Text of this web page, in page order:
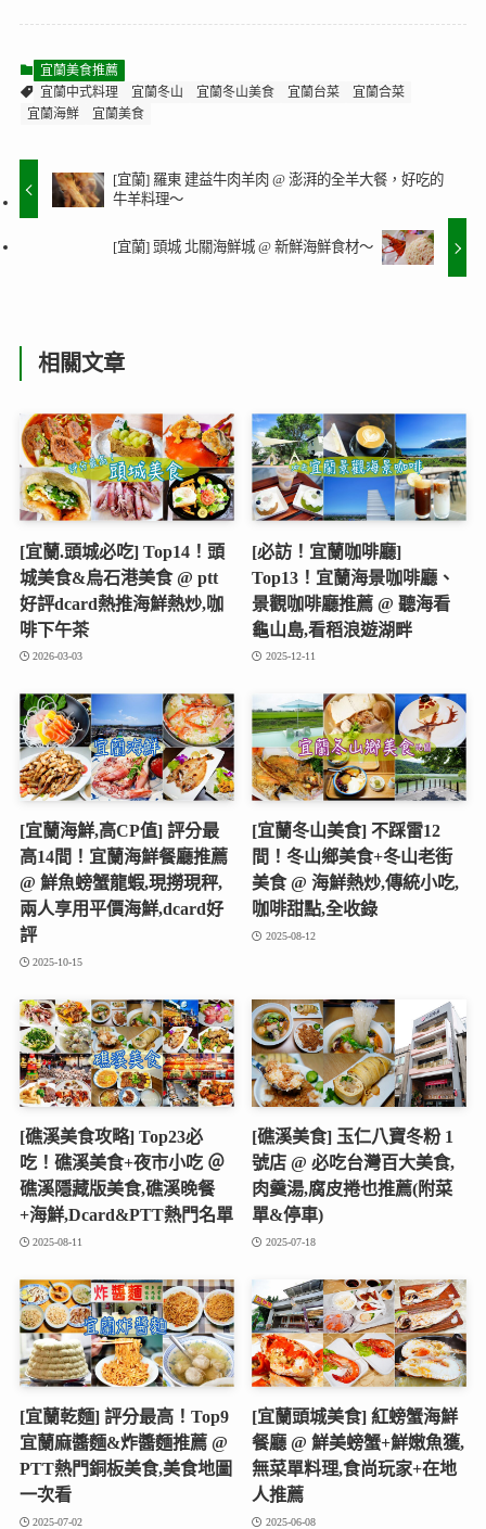
宜蘭美食推薦
宜蘭中式料理
宜蘭冬山 宜蘭冬山美食 宜蘭台菜
宜蘭合菜
宜蘭海鮮
宜蘭美食
[宜蘭] 羅東 建益牛肉羊肉 @ 澎湃的全羊大餐，好吃的
牛羊料理～
[宜蘭] 頭城 北關海鮮城 @ 新鮮海鮮食材～
相關文章
[宜蘭.頭城必吃] Top14！頭
城美食&烏石港美食 @ ptt
好評dcard熱推海鮮熱炒,咖
啡下午茶
2026-03-03
[必訪！宜蘭咖啡廳]
Top13！宜蘭海景咖啡廳、
景觀咖啡廳推薦 @ 聽海看
龜山島,看稻浪遊湖畔
2025-12-11
[宜蘭海鮮,高CP值] 評分最
高14間！宜蘭海鮮餐廳推薦
@ 鮮魚螃蟹龍蝦,現撈現秤,
兩人享用平價海鮮,dcard好
評
2025-10-15
[宜蘭冬山美食] 不踩雷12
間！冬山鄉美食+冬山老街
美食 @ 海鮮熱炒,傳統小吃,
咖啡甜點,全收錄
2025-08-12
[礁溪美食攻略] Top23必
吃！礁溪美食+夜市小吃 ＠
礁溪隱藏版美食,礁溪晚餐
+海鮮,Dcard&PTT熱門名單
2025-08-11
[礁溪美食] 玉仁八寶冬粉 1
號店 @ 必吃台灣百大美食,
肉羹湯,腐皮捲也推薦(附菜
單&停車)
2025-07-18
[宜蘭乾麵] 評分最高！Top9
宜蘭麻醬麵&炸醬麵推薦 @
PTT熱門銅板美食,美食地圖
一次看
2025-07-02
[宜蘭頭城美食] 紅螃蟹海鮮
餐廳 @ 鮮美螃蟹+鮮嫩魚獲,
無菜單料理,食尚玩家+在地
人推薦
2025-06-08